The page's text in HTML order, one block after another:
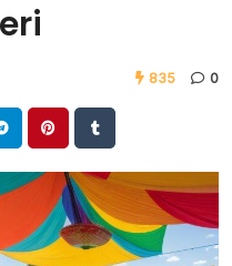
835 0